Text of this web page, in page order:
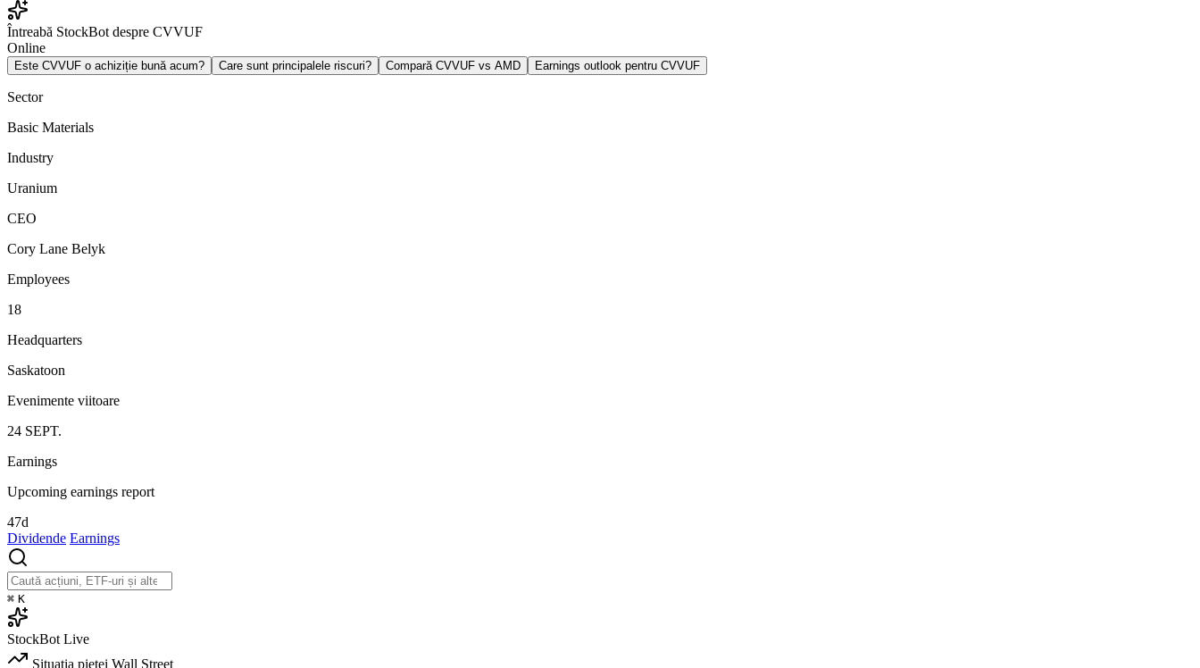
Întreabă StockBot despre CVVUF
Online
Este CVVUF o achiziție bună acum? Care sunt principalele riscuri? Compară CVVUF vs AMD Earnings outlook pentru CVVUF
Sector
Basic Materials
Industry
Uranium
CEO
Cory Lane Belyk
Employees
18
Headquarters
Saskatoon
Evenimente viitoare
24 SEPT.
Earnings
Upcoming earnings report
47d
Dividende Earnings
⌘ K
StockBot Live
Situația pieței Wall Street